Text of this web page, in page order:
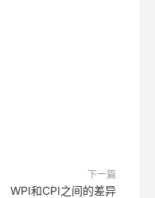
下一篇
WPI和CPI之间的差异